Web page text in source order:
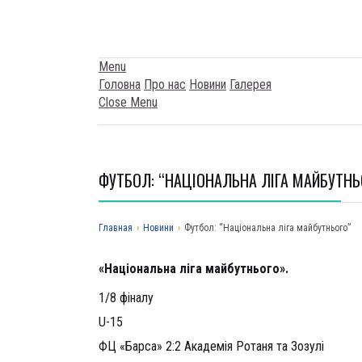
Menu
Головна Про нас Новини Галерея
Close Menu
ФУТБОЛ: “НАЦІОНАЛЬНА ЛІГА
Главная › Новини › Футбол: “Національна ліга майбутнього”
«Національна ліга майбутнього».
1/8 фіналу
U-15
ФЦ «Барса» 2:2 Академія Ротаня та Зозулі